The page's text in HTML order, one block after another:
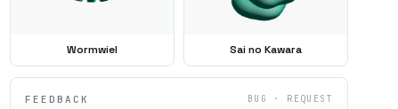
Wormwiel Sai no Kawara
FEEDBACK BUG · REQUEST